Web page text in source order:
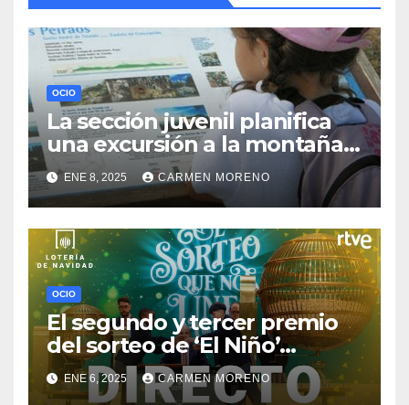
OCIO
La sección juvenil planifica
una excursión a la montaña
para el próximo sábado
ENE 8, 2025 CARMEN MORENO
OCIO
El segundo y tercer premio
del sorteo de ‘El Niño’
alcanza a cinco localidades
en Málaga
ENE 6, 2025 CARMEN MORENO